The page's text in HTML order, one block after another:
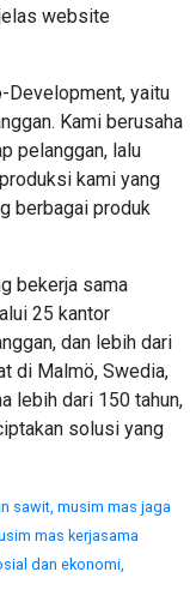
website
Development, yaitu
Kami berusaha
pelanggan, lalu
kami yang
berbagai produk
bekerja sama
25 kantor
dan lebih dari
di Malmö, Swedia,
lebih dari 150 tahun,
solusi yang
sawit, musim mas jaga
mas kerjasama
dan ekonomi,